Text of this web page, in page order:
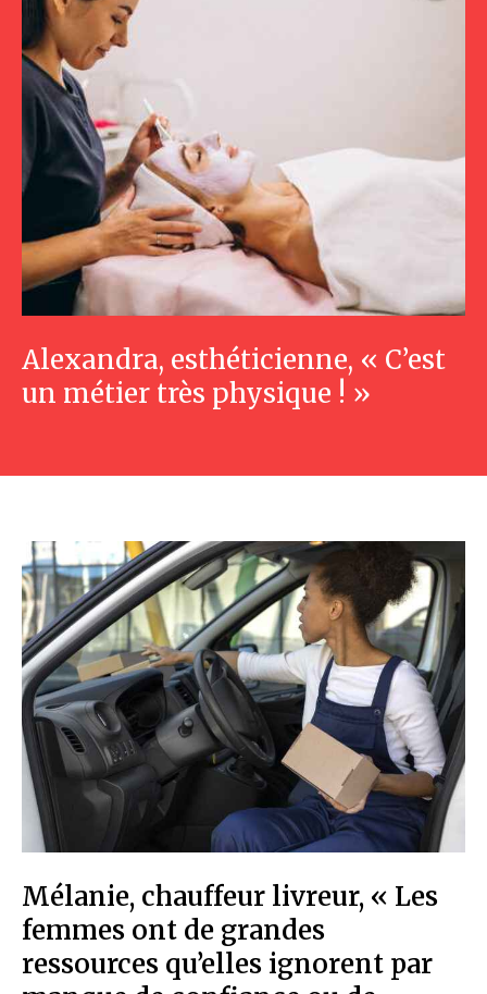
Alexandra, esthéticienne, « C’est
un métier très physique ! »
Mélanie, chauffeur livreur, « Les
femmes ont de grandes
ressources qu’elles ignorent par